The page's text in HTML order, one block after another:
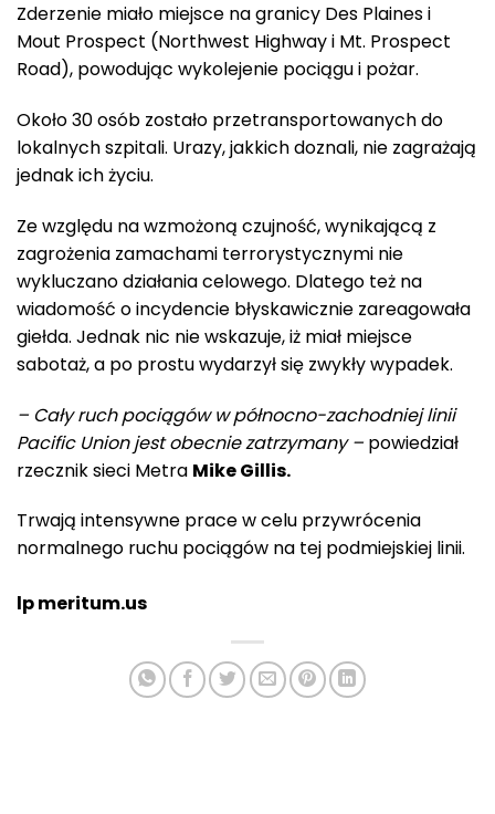
Zderzenie miało miejsce na granicy Des Plaines i
Mout Prospect (Northwest Highway i Mt. Prospect
Road), powodując wykolejenie pociągu i pożar.
Około 30 osób zostało przetransportowanych do
lokalnych szpitali. Urazy, jakkich doznali, nie zagrażają
jednak ich życiu.
Ze względu na wzmożoną czujność, wynikającą z
zagrożenia zamachami terrorystycznymi nie
wykluczano działania celowego. Dlatego też na
wiadomość o incydencie błyskawicznie zareagowała
giełda. Jednak nic nie wskazuje, iż miał miejsce
sabotaż, a po prostu wydarzył się zwykły wypadek.
– Cały ruch pociągów w północno-zachodniej linii
Pacific Union jest obecnie zatrzymany – powiedział
rzecznik sieci Metra Mike Gillis.
Trwają intensywne prace w celu przywrócenia
normalnego ruchu pociągów na tej podmiejskiej linii.
lp meritum.us